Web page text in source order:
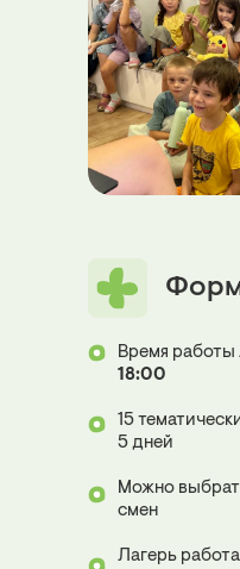
Время работы
18:00
15
5 дней
Можно
смен
Лагерь